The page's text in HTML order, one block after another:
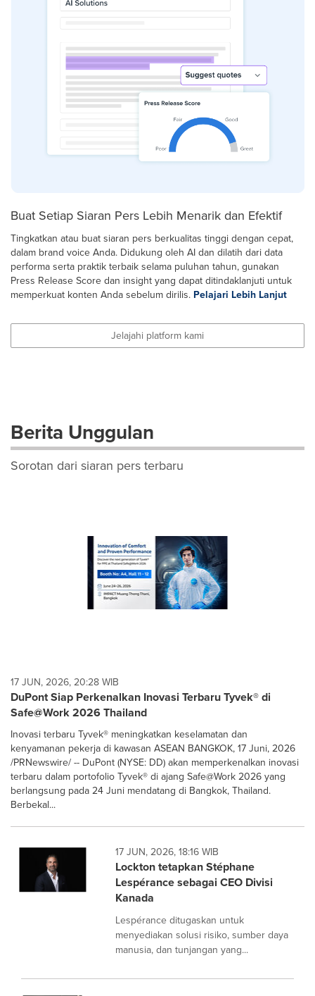
Buat Setiap Siaran Pers Lebih Menarik dan Efektif
Tingkatkan atau buat siaran pers berkualitas tinggi dengan cepat,
dalam brand voice Anda. Didukung oleh AI dan dilatih dari data
performa serta praktik terbaik selama puluhan tahun, gunakan
Press Release Score dan insight yang dapat ditindaklanjuti untuk
memperkuat konten Anda sebelum dirilis. Pelajari Lebih Lanjut
Jelajahi platform kami
Berita Unggulan
Sorotan dari siaran pers terbaru
17 JUN, 2026, 20:28 WIB
DuPont Siap Perkenalkan Inovasi Terbaru Tyvek® di
Safe@Work 2026 Thailand
Inovasi terbaru Tyvek® meningkatkan keselamatan dan
kenyamanan pekerja di kawasan ASEAN BANGKOK, 17 Juni, 2026
/PRNewswire/ -- DuPont (NYSE: DD) akan memperkenalkan inovasi
terbaru dalam portofolio Tyvek® di ajang Safe@Work 2026 yang
berlangsung pada 24 Juni mendatang di Bangkok, Thailand.
Berbekal...
17 JUN, 2026, 18:16 WIB
Lockton tetapkan Stéphane
Lespérance sebagai CEO Divisi
Kanada
Lespérance ditugaskan untuk
menyediakan solusi risiko, sumber daya
manusia, dan tunjangan yang...